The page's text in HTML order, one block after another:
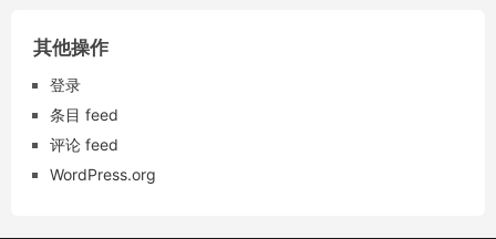
其他操作
登录
条目 feed
评论 feed
WordPress.org